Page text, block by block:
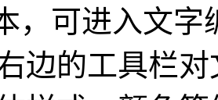
，可进入文字
边的工具栏